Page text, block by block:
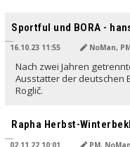
Sportful und BORA -
16.10.23 11:55 NoMan,
Nach zwei Jahren
Ausstatter der deutschen
Roglič.
Rapha Herbst-
02.11.22 10:01 PM, NoMan